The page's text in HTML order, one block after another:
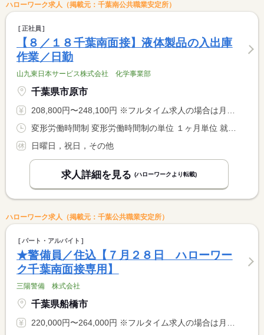
ハローワーク求人（掲載元：千葉南公共職業安定所）
正社員
【８／１８千葉南面接】液体製品の入出庫
作業／日勤
山九東日本サービス株式会社 化学事業部
千葉県市原市
208,800円〜248,100円 ※フルタイム求人の場合は月額（換算額）、パート求人の場合は時間額を表示しています。
日曜日，祝日，その他
求人詳細を見る (ハローワークより転載)
ハローワーク求人（掲載元：千葉公共職業安定所）
パート・アルバイト
★警備員／住込【７月２８日 ハローワー
ク千葉南面接専用】
三陽警備 株式会社
千葉県船橋市
220,000円〜264,000円 ※フルタイム求人の場合は月額（換算額）、パート求人の場合は時間額を表示しています。